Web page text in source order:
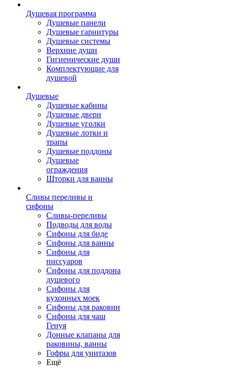
Душевая программа
Душевые панели
Душевые гарнитуры
Душевые системы
Верхние души
Гигиенические души
Комплектующие для
душевой
Душевые
Душевые кабины
Душевые двери
Душевые уголки
Душевые лотки и
трапы
Душевые поддоны
Душевые
ограждения
Шторки для ванны
Сливы переливы и
сифоны
Сливы-переливы
Подводы для воды
Сифоны для биде
Сифоны для ванны
Сифоны для
писсуаров
Сифоны для поддона
душевого
Сифоны для
кухонных моек
Сифоны для раковин
Сифоны для чаш
Генуя
Донные клапаны для
раковины, ванны
Гофры для унитазов
Ещё